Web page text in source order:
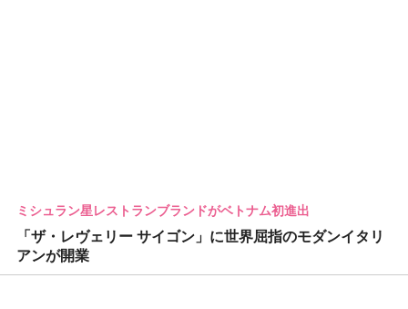
ミシュラン星レストランブランドがベトナム初進出
「ザ・レヴェリー サイゴン」に世界屈指のモダンイタリ
アンが開業